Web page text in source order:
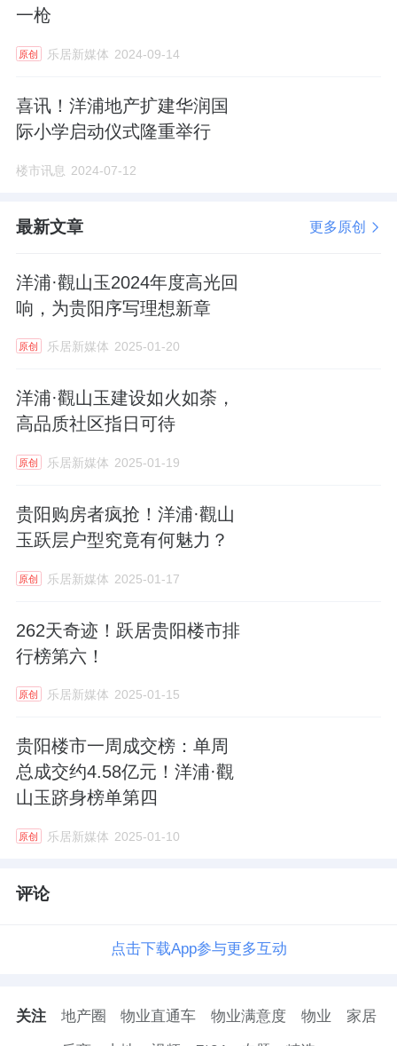
一枪
原创 乐居新媒体 2024-09-14
喜讯！洋浦地产扩建华润国
际小学启动仪式隆重举行
楼市讯息 2024-07-12
最新文章 更多原创
洋浦·觀山玉2024年度高光回
响，为贵阳序写理想新章
原创 乐居新媒体 2025-01-20
洋浦·觀山玉建设如火如荼，
高品质社区指日可待
原创 乐居新媒体 2025-01-19
贵阳购房者疯抢！洋浦·觀山
玉跃层户型究竟有何魅力？
原创 乐居新媒体 2025-01-17
262天奇迹！跃居贵阳楼市排
行榜第六！
原创 乐居新媒体 2025-01-15
贵阳楼市一周成交榜：单周
总成交约4.58亿元！洋浦·觀
山玉跻身榜单第四
原创 乐居新媒体 2025-01-10
评论
点击下载App参与更多互动
关注 地产圈 物业直通车 物业满意度 物业 家居